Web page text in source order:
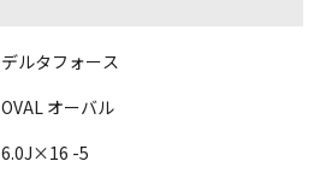
デルタフォース
OVAL オーバル
6.0J×16 -5